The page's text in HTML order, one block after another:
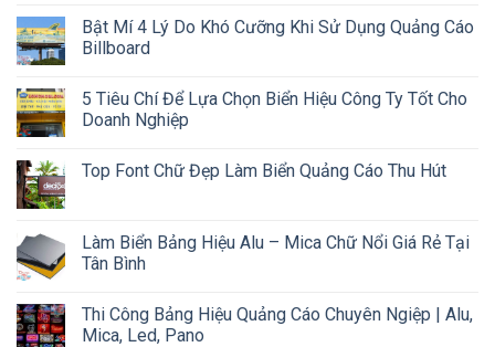
Bật Mí 4 Lý Do Khó Cưỡng Khi Sử Dụng Quảng Cáo
Billboard
5 Tiêu Chí Để Lựa Chọn Biển Hiệu Công Ty Tốt Cho
Doanh Nghiệp
Top Font Chữ Đẹp Làm Biển Quảng Cáo Thu Hút
Làm Biển Bảng Hiệu Alu – Mica Chữ Nổi Giá Rẻ Tại
Tân Bình
Thi Công Bảng Hiệu Quảng Cáo Chuyên Ngiệp | Alu,
Mica, Led, Pano